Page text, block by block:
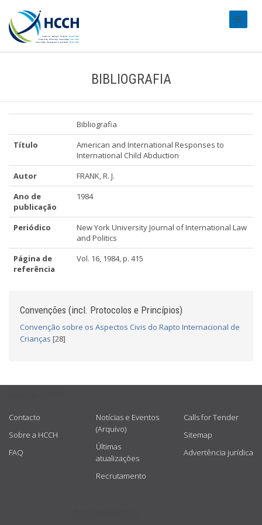
BIBLIOGRAFIA
Bibliografia
Título
American and International Responses to
International Child Abduction
Autor
FRANK, R. J.
Ano de
publicação
1984
Periódico
New York University Journal of International Law
and Politics
Página de
referência
Vol. 16, 1984, p. 415
Convenções (incl. Protocolos e Princípios)
Convenção sobre os Aspectos Civis do Rapto Internacional de
Crianças [28]
Contacto
Sobre a HCCH
FAQ
Notícias e Eventos
(Arquivo)
Últimas
atualizações
Recrutamento
Calls for Tender
Sitemap
Advertência jurídica